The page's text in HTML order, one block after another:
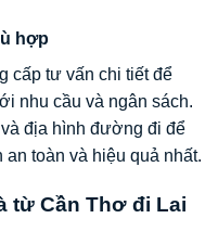
hợp
cấp tư vấn chi tiết để
nhu cầu và ngân sách.
địa hình đường đi để
toàn và hiệu quả nhất.
từ Cần Thơ đi Lai